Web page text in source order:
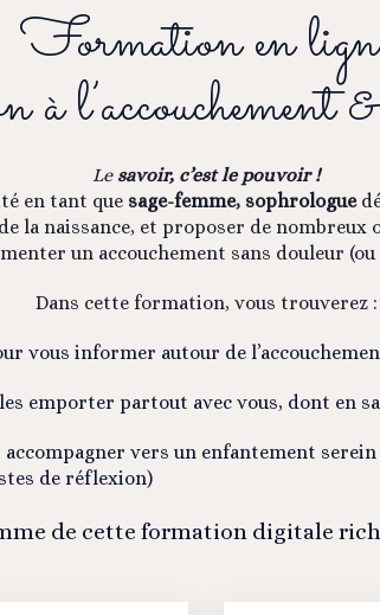
Formation en
l’accouchement
Lesavoir, c’est le pouvoir !
en tant que sage-femme, sophrologue
la naissance, et proposer de
un accouchement sans douleur (ou
Dans cette formation, vous trouverez :
vous informer autour de
emporter partout avec vous, dont en
vers un enfantement
de réflexion)
de cette formation digitale